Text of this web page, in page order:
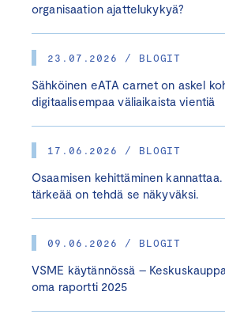
organisaation ajattelukykyä?
23.07.2026 / BLOGIT
Sähköinen eATA carnet on askel
digitaalisempaa väliaikaista vientiä
17.06.2026 / BLOGIT
Osaamisen kehittäminen
tärkeää on tehdä se näkyväksi.
09.06.2026 / BLOGIT
VSME käytännössä –
oma raportti 2025